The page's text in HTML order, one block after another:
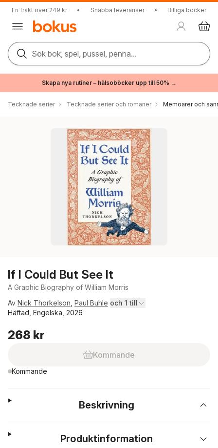
Fri frakt över 249 kr • Snabba leveranser • Billiga böcker
Sök bok, spel, pussel, penna...
Skapa nya rutiner – hälsoböcker upp till 50% →
Tecknade serier Tecknade serier och romaner Memoarer och
If I Could But See It
A Graphic Biography of William Morris
Av Nick Thorkelson Paul Buhle och 1 till
Häftad, Engelska, 2026
268 kr
Kommande
Kommande
Beskrivning
Produktinformation